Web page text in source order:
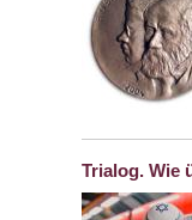
Trialog. Wie